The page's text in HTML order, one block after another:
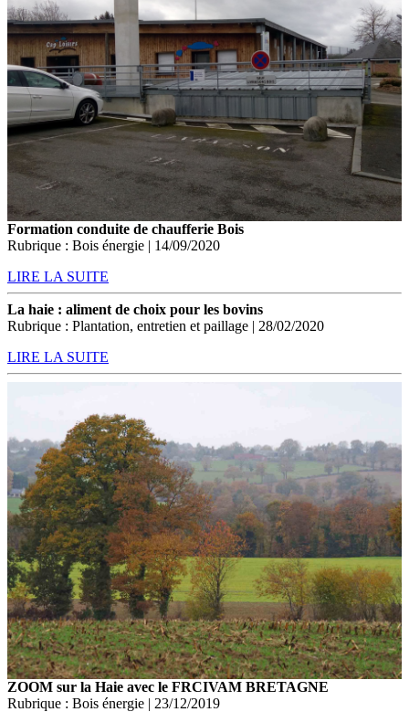
Formation conduite de chaufferie Bois
Rubrique : Bois énergie | 14/09/2020
LIRE LA SUITE
La haie : aliment de choix pour les bovins
Rubrique : Plantation, entretien et paillage | 28/02/2020
LIRE LA SUITE
ZOOM sur la Haie avec le FRCIVAM BRETAGNE
Rubrique : Bois énergie | 23/12/2019